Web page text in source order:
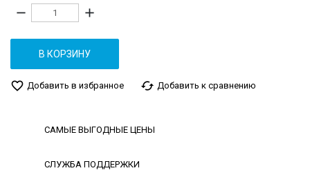
remove add
В КОРЗИНУ
favorite_border Добавить в избранное cached Добавить к сравнению
САМЫЕ ВЫГОДНЫЕ ЦЕНЫ
СЛУЖБА ПОДДЕРЖКИ